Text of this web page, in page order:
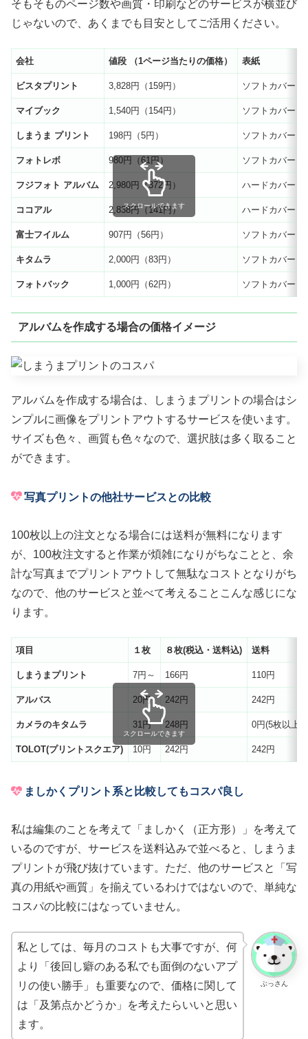
そもそものページ数や画質・印刷などのサービスが横並び
じゃないので、あくまでも目安としてご活用ください。
会社 値段 （1ページ当たりの価格） 表紙
ビスタプリント 3,828円（159円） ソフトカバー
マイブック 1,540円（154円） ソフトカバー
しまうま プリント 198円（5円） ソフトカバー
フォトレボ 980円（61円） ソフトカバー
フジフォト アルバム 2,980円（372円） ハードカバー
ココアル 2,838円（141円） ハードカバー
富士フイルム 907円（56円） ソフトカバー
キタムラ 2,000円（83円） ソフトカバー
フォトバック 1,000円（62円） ソフトカバー
スクロールできます
アルバムを作成する場合の価格イメージ
アルバムを作成する場合は、しまうまプリントの場合はシ
ンプルに画像をプリントアウトするサービスを使います。
サイズも色々、画質も色々なので、選択肢は多く取ること
ができます。
写真プリントの他社サービスとの比較
100枚以上の注文となる場合には送料が無料になります
が、100枚注文すると作業が煩雑になりがちなことと、余
計な写真までプリントアウトして無駄なコストとなりがち
なので、他のサービスと並べて考えることこんな感じにな
ります。
項目 １枚 ８枚(税込・送料込) 送料
しまうまプリント 7円～ 166円 110円
アルバス 20円 242円 242円
カメラのキタムラ 31円 248円 0円(5枚以上)
TOLOT(プリントスクエア) 10円 242円 242円
スクロールできます
ましかくプリント系と比較してもコスパ良し
私は編集のことを考えて「ましかく（正方形）」を考えて
いるのですが、サービスを送料込みで並べると、しまうま
プリントが飛び抜けています。ただ、他のサービスと「写
真の用紙や画質」を揃えているわけではないので、単純な
コスパの比較にはなっていません。
ぶっさん
私としては、毎月のコストも大事ですが、何
より「後回し癖のある私でも面倒のないアプ
リの使い勝手」も重要なので、価格に関して
は「及第点かどうか」を考えたらいいと思い
ます。